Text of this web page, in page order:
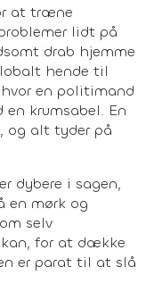
at træne
lidt på
drab hjemme
hende til
en politimand
krumsabel. En
og alt tyder på
dybere i sagen,
en mørk og
selv
for at dække
er parat til at slå